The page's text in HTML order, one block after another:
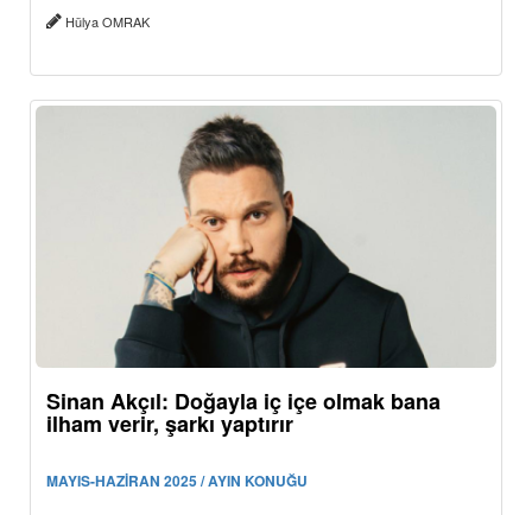
Hülya OMRAK
Sinan Akçıl: Doğayla iç içe olmak bana
ilham verir, şarkı yaptırır
MAYIS-HAZİRAN 2025 / AYIN KONUĞU